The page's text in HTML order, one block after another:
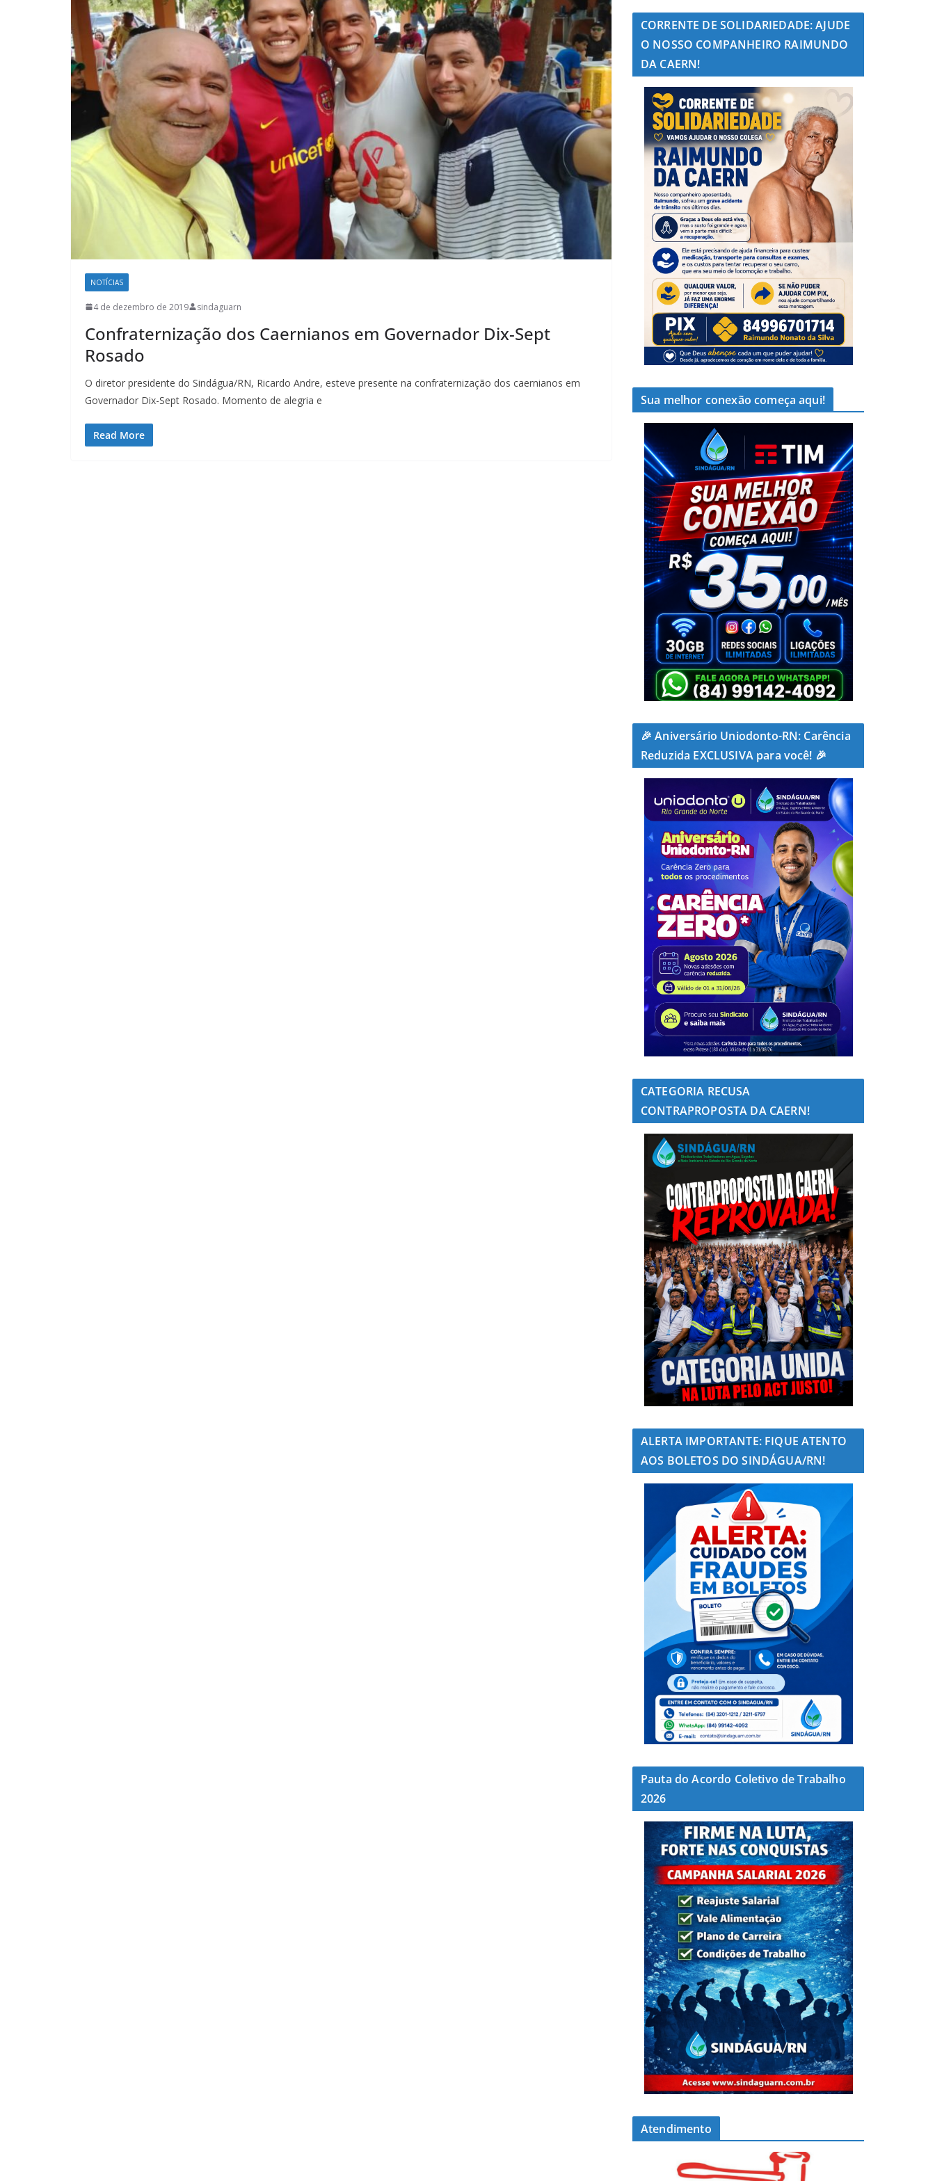
NOTÍCIAS
4 de dezembro de 2019 sindaguarn
Confraternização dos Caernianos em Governador Dix-Sept
Rosado
O diretor presidente do Sindágua/RN, Ricardo Andre, esteve presente na confraternização dos caernianos em
Governador Dix-Sept Rosado. Momento de alegria e
Read More
CORRENTE DE SOLIDARIEDADE: AJUDE
O NOSSO COMPANHEIRO RAIMUNDO
DA CAERN!
Sua melhor conexão começa aqui!
🎉 Aniversário Uniodonto-RN: Carência
Reduzida EXCLUSIVA para você! 🎉
CATEGORIA RECUSA
CONTRAPROPOSTA DA CAERN!
ALERTA IMPORTANTE: FIQUE ATENTO
AOS BOLETOS DO SINDÁGUA/RN!
Pauta do Acordo Coletivo de Trabalho
2026
Atendimento